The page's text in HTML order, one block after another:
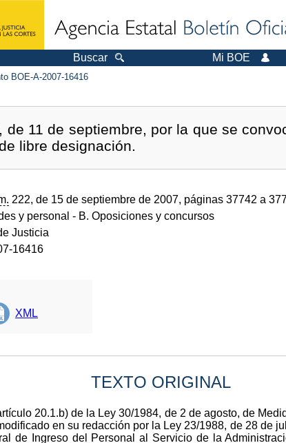
Buscar Mi BOE
BOE-A-2007-16416
de 11 de septiembre, por la que se
libre designación.
222, de 15 de septiembre de 2007, páginas 37742 a
y personal - B. Oposiciones y concursos
Justicia
16416
XML
TEXTO ORIGINAL
20.1.b) de la Ley 30/1984, de 2 de agosto, de
en su redacción por la Ley 23/1988, de 28 de
de Ingreso del Personal al Servicio de la